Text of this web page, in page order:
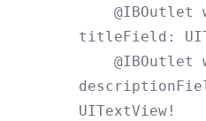
titleField:
UITextView!